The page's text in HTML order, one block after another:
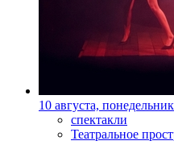
10 августа, понедельник
спектакли
Театральное